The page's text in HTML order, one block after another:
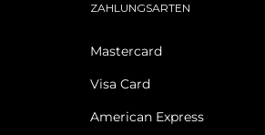
ZAHLUNGSARTEN
Mastercard
Visa Card
American Express